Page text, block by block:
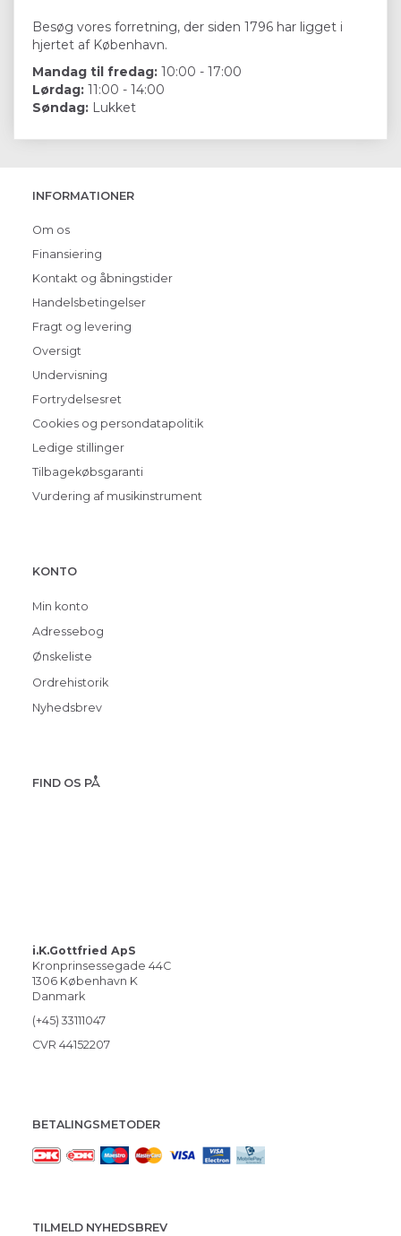
Besøg vores forretning, der siden 1796 har ligget i
hjertet af København.
Mandag til fredag: 10:00 - 17:00
Lørdag: 11:00 - 14:00
Søndag: Lukket
INFORMATIONER
Om os
Finansiering
Kontakt og åbningstider
Handelsbetingelser
Fragt og levering
Oversigt
Undervisning
Fortrydelsesret
Cookies og persondatapolitik
Ledige stillinger
Tilbagekøbsgaranti
Vurdering af musikinstrument
KONTO
Min konto
Adressebog
Ønskeliste
Ordrehistorik
Nyhedsbrev
FIND OS PÅ
i.K.Gottfried ApS
Kronprinsessegade 44C
1306 København K
Danmark
(+45) 33111047
CVR 44152207
BETALINGSMETODER
TILMELD NYHEDSBREV